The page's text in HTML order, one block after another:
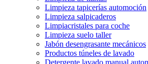
Limpieza tapicerías automoción
Limpieza salpicaderos
Limpiacristales para coche
Limpieza suelo taller
Jabón desengrasante mecánicos
Productos túneles de lavado
Detergente lavado manual